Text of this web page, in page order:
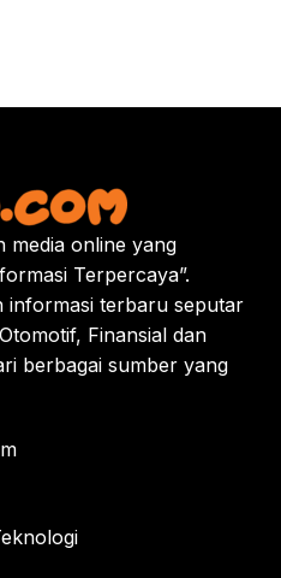
media online yang
Terpercaya”.
informasi terbaru seputar
Finansial dan
berbagai sumber yang